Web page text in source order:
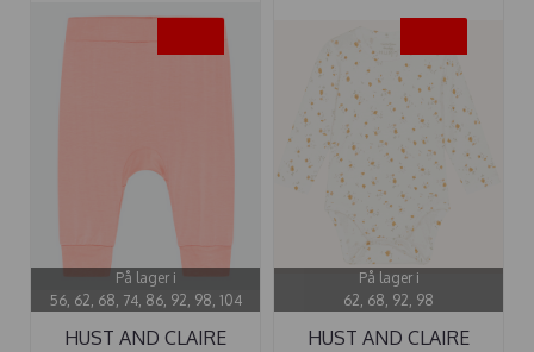
På lager i
56, 62, 68, 74, 86, 92, 98, 104
HUST AND CLAIRE
På lager i
62, 68, 92, 98
HUST AND CLAIRE